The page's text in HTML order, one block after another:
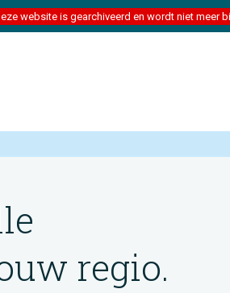
website is gearchiveerd en wordt niet meer
regio.